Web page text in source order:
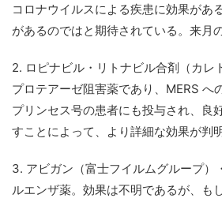
コロナウイルスによる疾患に効果があ
があるのではと期待されている。来月
2. ロピナビル・リトナビル合剤（カレ
プロテアーゼ阻害薬であり、MERS へ
プリンセス号の患者にも投与され、良
すことによって、より詳細な効果が判
3. アビガン（富士フイルムグループ）
ルエンザ薬。効果は不明であるが、も